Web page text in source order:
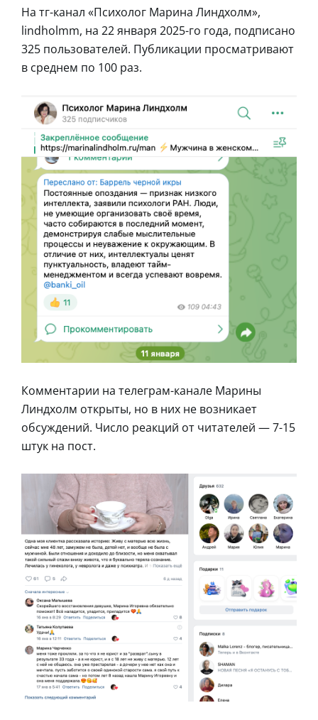
На тг-канал «Психолог Марина Линдхолм»,
lindholmm, на 22 января 2025-го года, подписано
325 пользователей. Публикации просматривают
в среднем по 100 раз.
Комментарии на телеграм-канале Марины
Линдхолм открыты, но в них не возникает
обсуждений. Число реакций от читателей — 7-15
штук на пост.